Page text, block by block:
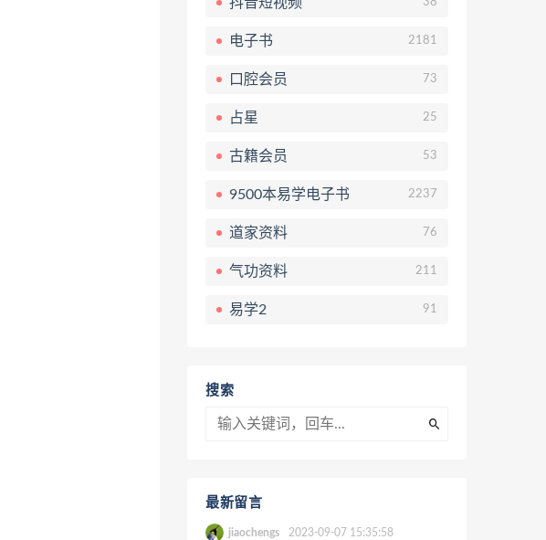
电子书 2181
口腔会员 73
占星 25
古籍会员 53
9500本易学电子书 2237
道家资料 76
气功资料 211
易学2 91
搜索
最新留言
jiaochengs 2023-09-07 15:35:58